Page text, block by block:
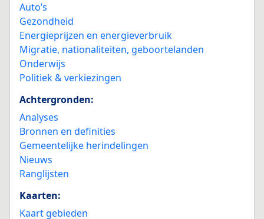
Auto’s
Gezondheid
Energieprijzen en energieverbruik
Migratie, nationaliteiten, geboortelanden
Onderwijs
Politiek & verkiezingen
Achtergronden:
Analyses
Bronnen en definities
Gemeentelijke herindelingen
Nieuws
Ranglijsten
Kaarten:
Kaart gebieden